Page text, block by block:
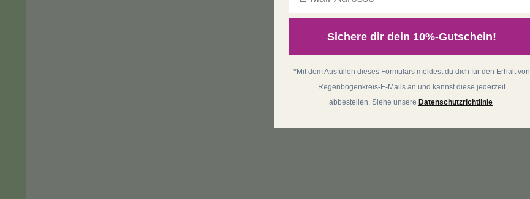
Sichere dir dein 10%-Gutschein!
*Mit dem Ausfüllen dieses Formulars meldest du dich für den Erhalt von
Regenbogenkreis-E-Mails an und kannst diese jederzeit
abbestellen. Siehe unsere Datenschutzrichtlinie